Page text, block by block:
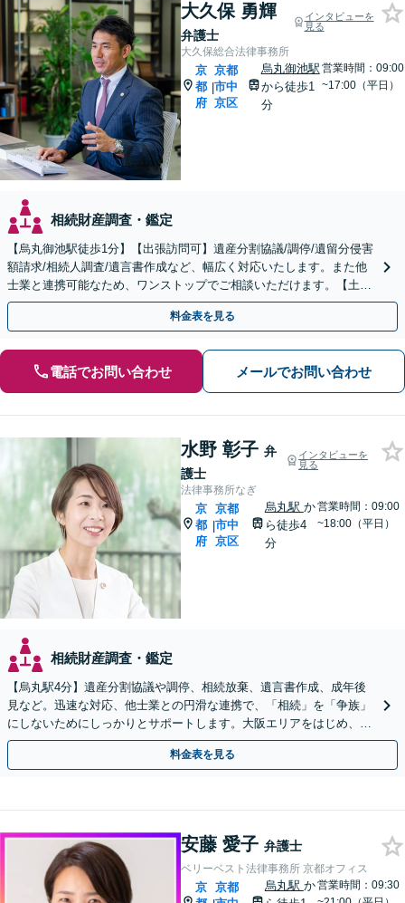
大久保 勇輝
弁護士
インタビューを
見る
大久保総合法律事務所
京
都
府
|
京都
市中
京区
烏丸御池駅
から徒歩1
分
営業時間：09:00
~17:00（平日）
相続財産調査・鑑定
【烏丸御池駅徒歩1分】【出張訪問可】遺産分割協議/調停/遺留分侵害
額請求/相続人調査/遺言書作成など、幅広く対応いたします。また他
士業と連携可能なため、ワンストップでご相談いただけます。【土日
夜間対応】
料金表を見る
電話でお問い合わせ メールでお問い合わせ
水野 彰子 弁
護士
インタビューを
見る
法律事務所なぎ
京
都
府
|
京都
市中
京区
烏丸駅 か
ら徒歩4
分
営業時間：09:00
~18:00（平日）
相続財産調査・鑑定
【烏丸駅4分】遺産分割協議や調停、相続放棄、遺言書作成、成年後
見など。迅速な対応、他士業との円滑な連携で、「相続」を「争族」
にしないためにしっかりとサポートします。大阪エリアをはじめ、出
張相談も対応します【Web面談可】【初回相談無料】
料金表を見る
安藤 愛子 弁護士
ベリーベスト法律事務所 京都オフィス
京
京都
烏丸駅 か営業時間：09:30